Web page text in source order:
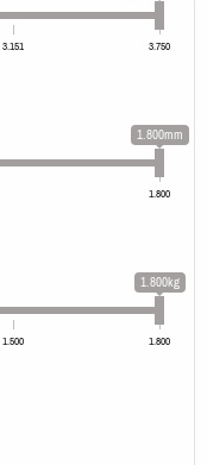
3.151 3.750
1.800mm
1.800
1.800kg
1.500 1.800